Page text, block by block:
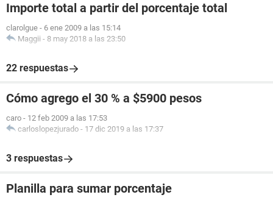
Importe total a partir del porcentaje total
clarolgue - 6 ene 2009 a las 15:14
Maggii - 8 may 2018 a las 23:50
22 respuestas
Cómo agrego el 30 % a $5900 pesos
caro - 12 feb 2009 a las 17:53
carloslopezjurado - 17 dic 2019 a las 17:37
3 respuestas
Planilla para sumar porcentaje